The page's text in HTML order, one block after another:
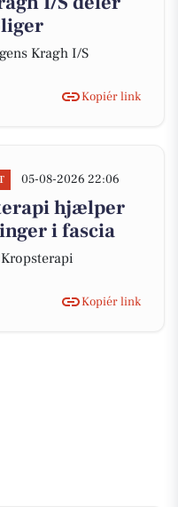
Kragh I/S
Kopiér link
05-08-2026 22:06
hjælper
i fascia
Kopiér link